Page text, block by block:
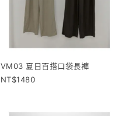
VM03 夏日百搭口袋長褲
1480